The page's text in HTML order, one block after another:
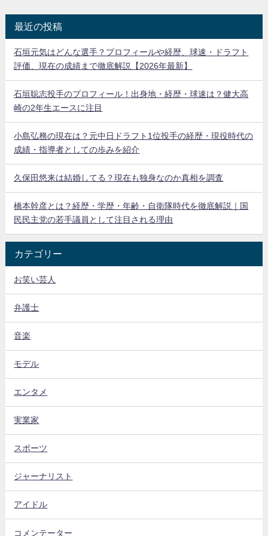
最近の投稿
石垣元気はどんな選手？プロフィールや経歴、球速・ドラフト
評価、現在の成績まで徹底解説【2026年最新】
石垣聡志投手のプロフィール！出身地・経歴・球速は？健大高
崎の2年生エースに注目
小島弘務の現在は？元中日ドラフト1位投手の経歴・現役時代の
成績・指導者としての歩みを紹介
久保田悠来は結婚してる？現在も独身なのか真相を調査
橋本幹彦とは？経歴・学歴・年齢・自衛隊時代を徹底解説｜国
民民主党の若手議員として注目される理由
カテゴリー
お笑い芸人
弁護士
音楽
モデル
エンタメ
実業家
スポーツ
ジャーナリスト
アイドル
コメンテーター